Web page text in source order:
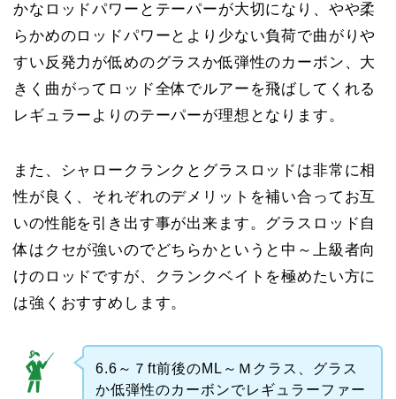
かなロッドパワーとテーパーが大切になり、やや柔
らかめのロッドパワーとより少ない負荷で曲がりや
すい反発力が低めのグラスか低弾性のカーボン、大
きく曲がってロッド全体でルアーを飛ばしてくれる
レギュラーよりのテーパーが理想となります。
また、シャロークランクとグラスロッドは非常に相
性が良く、それぞれのデメリットを補い合ってお互
いの性能を引き出す事が出来ます。グラスロッド自
体はクセが強いのでどちらかというと中～上級者向
けのロッドですが、クランクベイトを極めたい方に
は強くおすすめします。
6.6～７ft前後のML～Ｍクラス、グラス
か低弾性のカーボンでレギュラーファー